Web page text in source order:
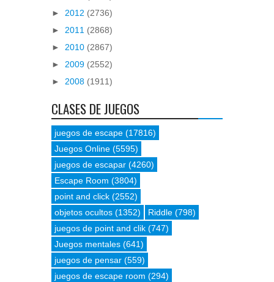
► 2012 (2736)
► 2011 (2868)
► 2010 (2867)
► 2009 (2552)
► 2008 (1911)
CLASES DE JUEGOS
juegos de escape (17816)
Juegos Online (5595)
juegos de escapar (4260)
Escape Room (3804)
point and click (2552)
objetos ocultos (1352) Riddle (798)
juegos de point and clik (747)
Juegos mentales (641)
juegos de pensar (559)
juegos de escape room (294)